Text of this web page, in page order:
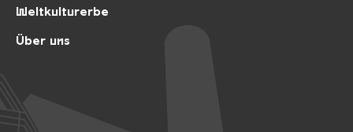
Weltkulturerbe
Über uns